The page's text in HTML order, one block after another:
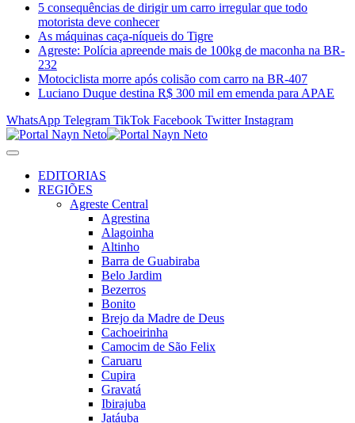
5 consequências de dirigir um carro irregular que todo
motorista deve conhecer
As máquinas caça-níqueis do Tigre
Agreste: Polícia apreende mais de 100kg de maconha na BR-
232
Motociclista morre após colisão com carro na BR-407
Luciano Duque destina R$ 300 mil em emenda para APAE
WhatsApp Telegram TikTok Facebook Twitter Instagram
EDITORIAS
REGIÕES
Agreste Central
Agrestina
Alagoinha
Altinho
Barra de Guabiraba
Belo Jardim
Bezerros
Bonito
Brejo da Madre de Deus
Cachoeirinha
Camocim de São Felix
Caruaru
Cupira
Gravatá
Ibirajuba
Jatáuba